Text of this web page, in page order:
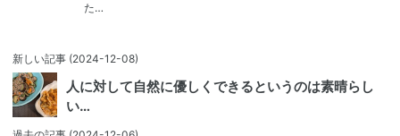
た…
新しい記事 (2024-12-08)
人に対して自然に優しくできるというのは素晴らし
い…